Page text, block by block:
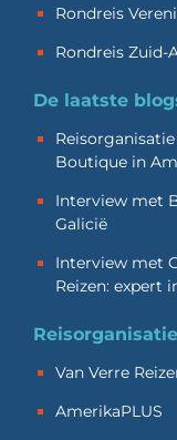
Rondreis
Rondreis Zuid-
De laatste
Boutique in
Interview met
Galicië
Interview met
Reizen: expert
Van Verre
AmerikaPLUS